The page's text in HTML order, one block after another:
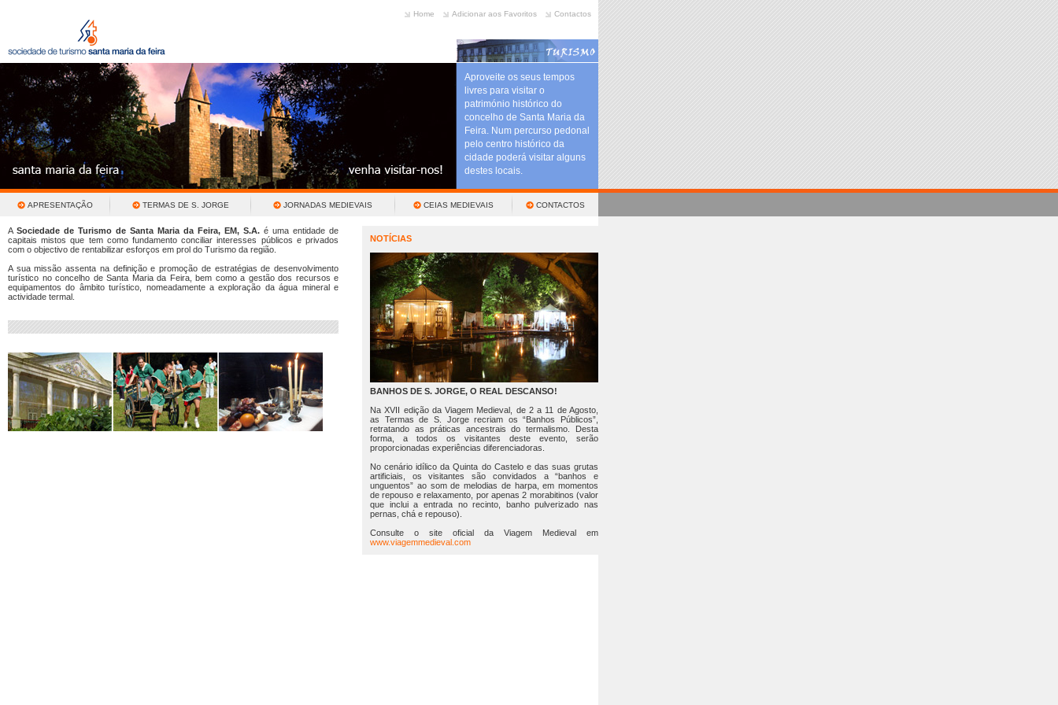
Home Adicionar aos Favoritos Contactos
Aproveite os seus tempos
livres para visitar o
património histórico do
concelho de Santa Maria da
Feira. Num percurso pedonal
pelo centro histórico da
cidade poderá visitar alguns
destes locais.
APRESENTAÇÃO TERMAS DE S. JORGE JORNADAS MEDIEVAIS CEIAS MEDIEVAIS CONTACTOS
A Sociedade de Turismo de Santa Maria da Feira, EM, S.A. é uma entidade de
capitais mistos que tem como fundamento conciliar interesses públicos e privados
com o objectivo de rentabilizar esforços em prol do Turismo da região.
A sua missão assenta na definição e promoção de estratégias de desenvolvimento
turístico no concelho de Santa Maria da Feira, bem como a gestão dos recursos e
equipamentos do âmbito turístico, nomeadamente a exploração da água mineral e
actividade termal.
NOTÍCIAS
BANHOS DE S. JORGE, O REAL DESCANSO!
Na XVII edição da Viagem Medieval, de 2 a 11 de Agosto,
as Termas de S. Jorge recriam os “Banhos Públicos”,
retratando as práticas ancestrais do termalismo. Desta
forma, a todos os visitantes deste evento, serão
proporcionadas experiências diferenciadoras.
No cenário idílico da Quinta do Castelo e das suas grutas
artificiais, os visitantes são convidados a “banhos e
unguentos” ao som de melodias de harpa, em momentos
de repouso e relaxamento, por apenas 2 morabitinos (valor
que inclui a entrada no recinto, banho pulverizado nas
pernas, chá e repouso).
Consulte o site oficial da Viagem Medieval em
www.viagemmedieval.com